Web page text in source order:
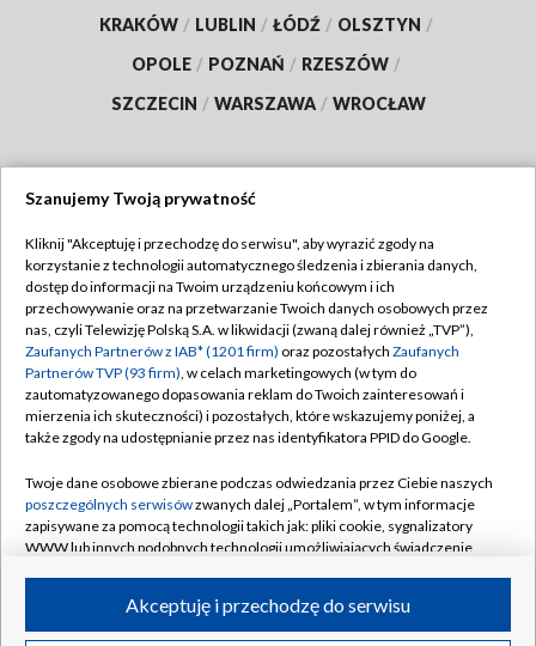
KRAKÓW / LUBLIN / ŁÓDŹ / OLSZTYN /
OPOLE / POZNAŃ / RZESZÓW /
SZCZECIN / WARSZAWA / WROCŁAW
TVP
Abonament TVP
Emisja w TVP
Centrum informacji TVP
Naziemna Telewizja Cyfrowa
Rada Programowa
System NOS
Informacje o nadawcy
Program dla prasy
Regulamin TVP
Polityka prywatności
Moje zgody
Pomoc
Kontakt
Kanały
©2026 Telewizja Polska S.A. w likwidacji
Szanujemy Twoją prywatność
Kliknij "Akceptuję i przechodzę do serwisu", aby wyrazić zgody na
korzystanie z technologii automatycznego śledzenia i zbierania danych,
dostęp do informacji na Twoim urządzeniu końcowym i ich
przechowywanie oraz na przetwarzanie Twoich danych osobowych przez
nas, czyli Telewizję Polską S.A. w likwidacji (zwaną dalej również „TVP”),
Zaufanych Partnerów z IAB* (1201 firm) oraz pozostałych Zaufanych
Partnerów TVP (93 firm), w celach marketingowych (w tym do
zautomatyzowanego dopasowania reklam do Twoich zainteresowań i
mierzenia ich skuteczności) i pozostałych, które wskazujemy poniżej, a
także zgody na udostępnianie przez nas identyfikatora PPID do Google.
Twoje dane osobowe zbierane podczas odwiedzania przez Ciebie naszych
poszczególnych serwisówzwanych dalej „Portalem”, w tym informacje
zapisywane za pomocą technologii takich jak: pliki cookie, sygnalizatory
WWW lub innych podobnych technologii umożliwiających świadczenie
ruchu w Internecie.Akceptuję i przechodzę do serwisu